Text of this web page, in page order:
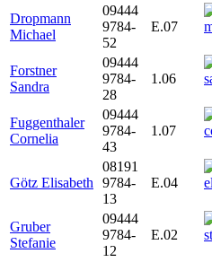
Dropmann
Michael
09444
9784-
52
E.07
Forstner
Sandra
09444
9784-
28
1.06
Fuggenthaler
Cornelia
09444
9784-
43
1.07
Götz Elisabeth
08191
9784-
13
E.04
Gruber
Stefanie
09444
9784-
12
E.02